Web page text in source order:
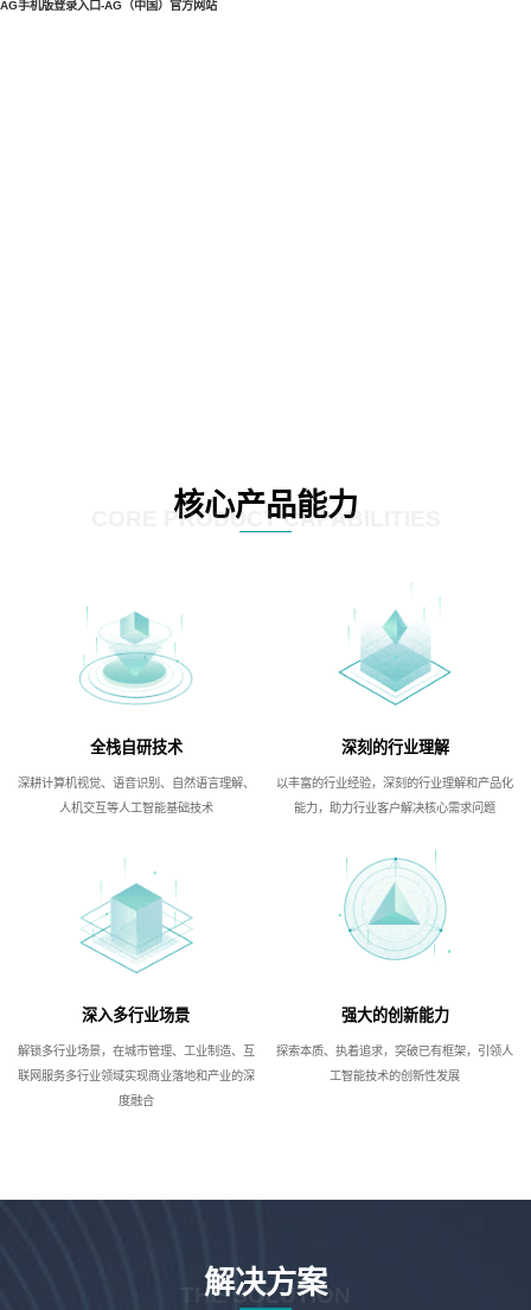
AG手机版登录入口-AG（中国）官方网站
核心产品能力
CORE PRODUCT CAPABILITIES
全栈自研技术
深耕计算机视觉、语音识别、自然语言理解、
人机交互等人工智能基础技术
深刻的行业理解
以丰富的行业经验，深刻的行业理解和产品化
能力，助力行业客户解决核心需求问题
深入多行业场景
解锁多行业场景，在城市管理、工业制造、互
联网服务多行业领域实现商业落地和产业的深
度融合
强大的创新能力
探索本质、执着追求，突破已有框架，引领人
工智能技术的创新性发展
解决方案
THE SOLUTION